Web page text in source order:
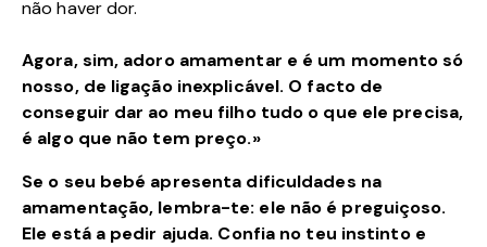
não haver dor.
Agora, sim, adoro amamentar e é um momento só
nosso, de ligação inexplicável. O facto de
conseguir dar ao meu filho tudo o que ele precisa,
é algo que não tem preço.»
Se o seu bebé apresenta dificuldades na
amamentação, lembra-te: ele não é preguiçoso.
Ele está a pedir ajuda. Confia no teu instinto e